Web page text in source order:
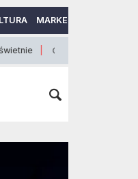
MARKETING
30 Października 2014